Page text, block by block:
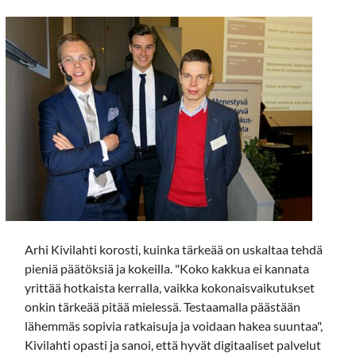
Arhi Kivilahti korosti, kuinka tärkeää on uskaltaa tehdä
pieniä päätöksiä ja kokeilla. "Koko kakkua ei kannata
yrittää hotkaista kerralla, vaikka kokonaisvaikutukset
onkin tärkeää pitää mielessä. Testaamalla päästään
lähemmäs sopivia ratkaisuja ja voidaan hakea suuntaa",
Kivilahti opasti ja sanoi, että hyvät digitaaliset palvelut